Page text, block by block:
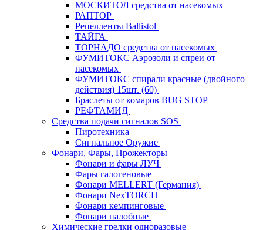
МОСКИТОЛ средства от насекомых
РАПТОР
Репелленты Ballistol
ТАЙГА
ТОРНАДО средства от насекомых
ФУМИТОКС Аэрозоли и спреи от
насекомых
ФУМИТОКС спирали красные (двойного
действия) 15шт. (60)
Браслеты от комаров BUG STOP
РЕФТАМИД
Средства подачи сигналов SOS
Пиротехника
Сигнальное Оружие
Фонари, Фары, Прожекторы
Фонари и фары ЛУЧ
Фары галогеновые
Фонари MELLERT (Германия)
Фонари NexTORCH
Фонари кемпинговые
Фонари налобные
Химические грелки одноразовые